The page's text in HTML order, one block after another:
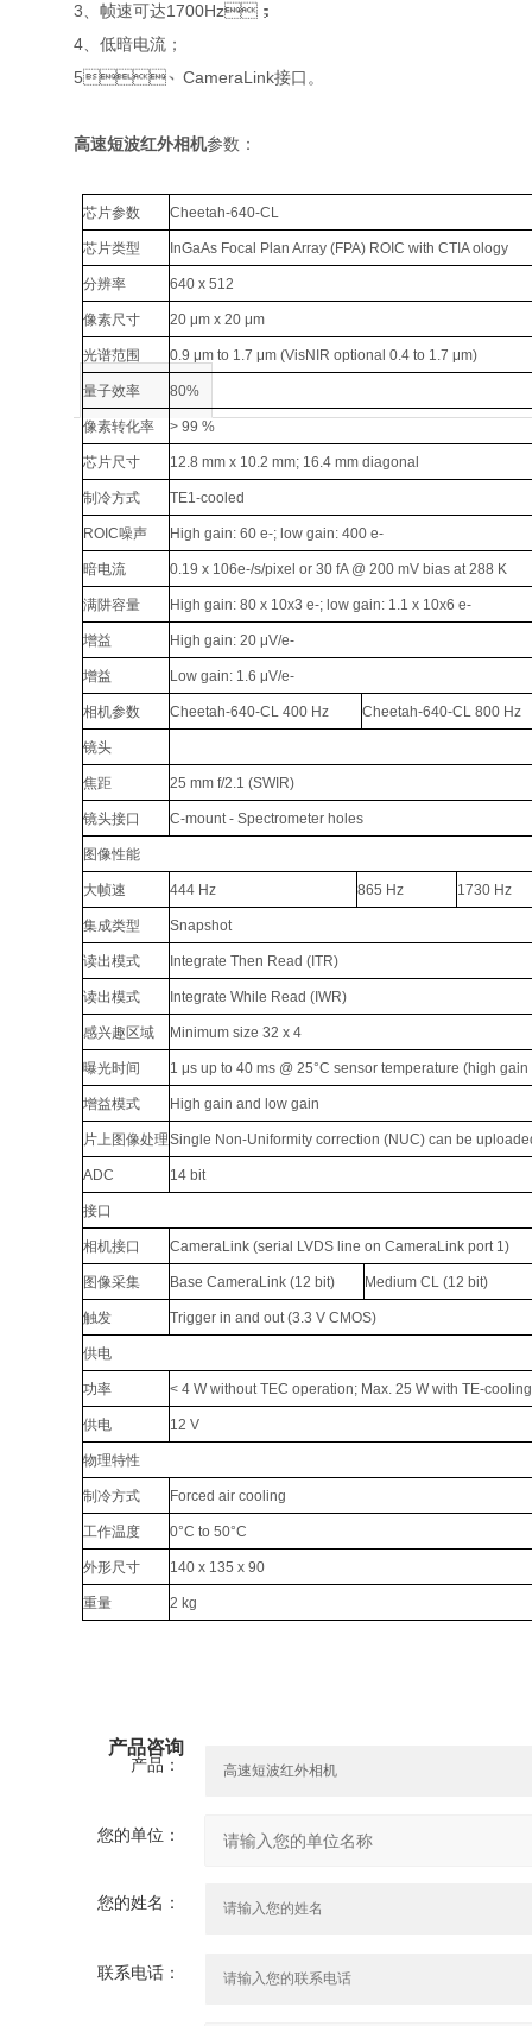
3、帧速可达1700Hz；
4、低暗电流；
5、CameraLink接口。
高速短波红外相机参数：
芯片参数 Cheetah-640-CL
芯片类型 InGaAs Focal Plan Array (FPA) ROIC with CTIA ology
分辨率 640 x 512
像素尺寸 20 μm x 20 μm
光谱范围 0.9 μm to 1.7 μm (VisNIR optional 0.4 to 1.7 μm)
量子效率 80%
像素转化率 > 99 %
芯片尺寸 12.8 mm x 10.2 mm; 16.4 mm diagonal
制冷方式 TE1-cooled
ROIC噪声 High gain: 60 e-; low gain: 400 e-
暗电流 0.19 x 106e-/s/pixel or 30 fA @ 200 mV bias at 288 K
满阱容量 High gain: 80 x 10x3 e-; low gain: 1.1 x 10x6 e-
增益 High gain: 20 μV/e-
增益 Low gain: 1.6 μV/e-
相机参数 Cheetah-640-CL 400 Hz Cheetah-640-CL 800 Hz
镜头
焦距 25 mm f/2.1 (SWIR)
镜头接口 C-mount - Spectrometer holes
图像性能
大帧速 444 Hz 865 Hz 1730 Hz
集成类型 Snapshot
读出模式 Integrate Then Read (ITR)
读出模式 Integrate While Read (IWR)
感兴趣区域 Minimum size 32 x 4
曝光时间 1 μs up to 40 ms @ 25°C sensor temperature (high
增益模式 High gain and low gain
片上图像处理Single Non-Uniformity correction (NUC) can be
ADC 14 bit
接口
相机接口 CameraLink (serial LVDS line on CameraLink port 1)
图像采集 Base CameraLink (12 bit) Medium CL (12 bit)
触发 Trigger in and out (3.3 V CMOS)
供电
功率 < 4 W without TEC operation; Max. 25 W with TE-cooling
供电 12 V
物理特性
制冷方式 Forced air cooling
工作温度 0°C to 50°C
外形尺寸 140 x 135 x 90
重量 2 kg
产品咨询
产品：
您的单位：
您的姓名：
联系电话：